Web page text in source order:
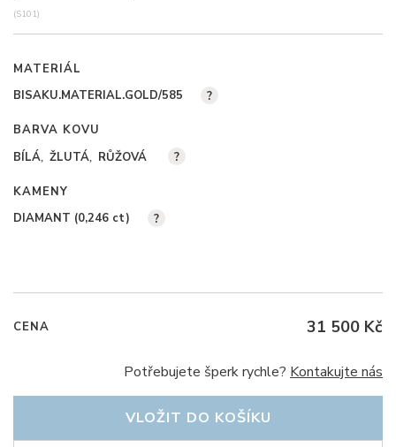
(S101)
MATERIÁL
BISAKU.MATERIAL.GOLD/585
?
BARVA KOVU
BÍLÁ ŽLUTÁ RŮŽOVÁ ?
KAMENY
DIAMANT (0,246 ct) ?
CENA 31 500 Kč
Potřebujete šperk rychle? Kontakujte nás
VLOŽIT DO KOŠÍKU